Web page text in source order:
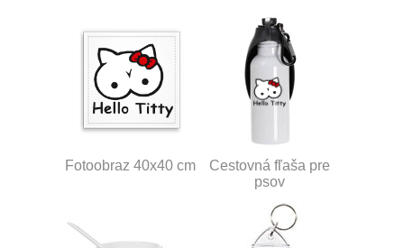
Fotoobraz 40x40 cm
Cestovná fľaša pre
psov